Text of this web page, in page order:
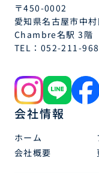
〒450-0002
愛知県名古屋市中
Chambre名駅 3階
TEL： 052-211-
会社情報
ホーム
会社概要